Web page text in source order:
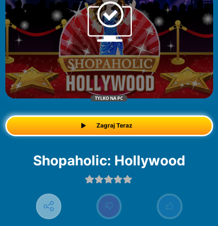
TYLKO NA PC
Zagraj Teraz
Shopaholic: Hollywood